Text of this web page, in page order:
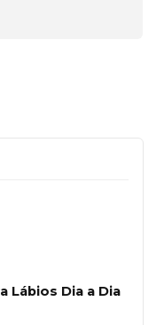
Lábios Dia a Dia